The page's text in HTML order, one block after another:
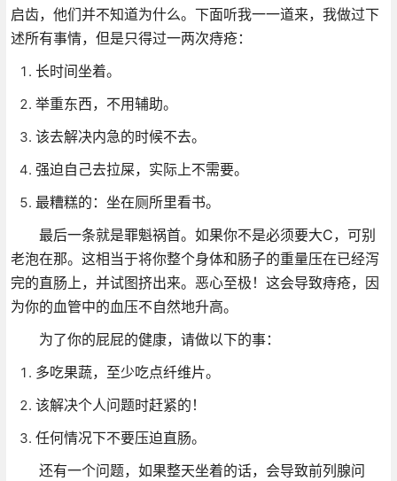
启齿，他们并不知道为什么。下面听我一一道来，我做过下
述所有事情，但是只得过一两次痔疮：
长时间坐着。
举重东西，不用辅助。
该去解决内急的时候不去。
强迫自己去拉屎，实际上不需要。
最糟糕的：坐在厕所里看书。
最后一条就是罪魁祸首。如果你不是必须要大C，可别
老泡在那。这相当于将你整个身体和肠子的重量压在已经泻
完的直肠上，并试图挤出来。恶心至极！这会导致痔疮，因
为你的血管中的血压不自然地升高。
为了你的屁屁的健康，请做以下的事：
多吃果蔬，至少吃点纤维片。
该解决个人问题时赶紧的！
任何情况下不要压迫直肠。
还有一个问题，如果整天坐着的话，会导致前列腺问